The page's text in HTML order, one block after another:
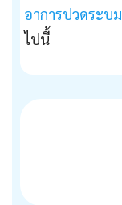
อาการปวดระบม
ไปนี้